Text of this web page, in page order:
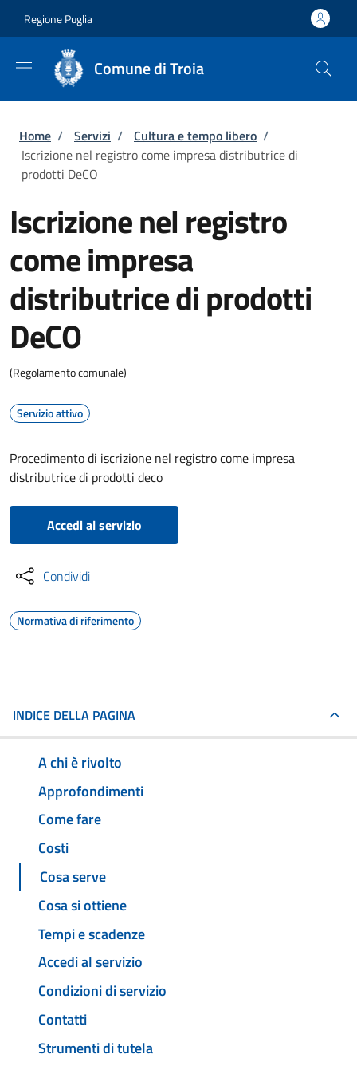
Regione Puglia
Comune di Troia
Briciole di pane
Home / Servizi / Cultura e tempo libero /
Iscrizione nel registro come impresa distributrice di
prodotti DeCO
Iscrizione nel registro
come impresa
distributrice di prodotti
DeCO
(Regolamento comunale)
Servizio attivo
Procedimento di iscrizione nel registro come impresa
distributrice di prodotti deco
Accedi al servizio
Condividi
Normativa di riferimento
INDICE DELLA PAGINA
A chi è rivolto
Approfondimenti
Come fare
Costi
Cosa serve
Cosa si ottiene
Tempi e scadenze
Accedi al servizio
Condizioni di servizio
Contatti
Strumenti di tutela